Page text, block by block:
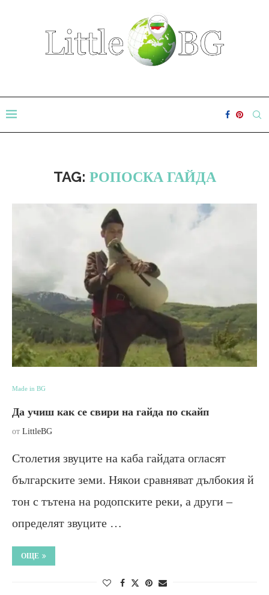
TAG: РОПОСКА ГАЙДА
Made in BG
Да учиш как се свири на гайда по скайп
от LittleBG
Столетия звуците на каба гайдата огласят
българските земи. Някои сравняват дълбокия й
тон с тътена на родопските реки, а други –
определят звуците …
ОЩЕ